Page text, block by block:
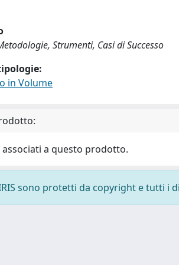
Strumenti, Casi di Successo
in Volume
a questo prodotto.
sono protetti da copyright e tutti i